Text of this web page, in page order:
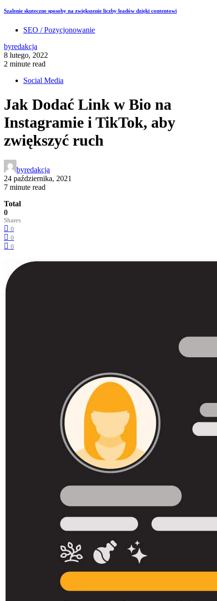
Szalenie skuteczne sposoby na zwiększenie liczby leadów dzięki contentowi
SEO / Pozycjonowanie
byredakcja
8 lutego, 2022
2 minute read
Social Media
Jak Dodać Link w Bio na
Instagramie i TikTok, aby
zwiększyć ruch
byredakcja
24 października, 2021
7 minute read
Total
0
Shares
0
0
0